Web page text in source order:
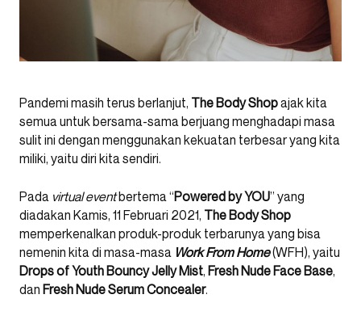
Pandemi masih terus berlanjut, The Body Shopajak kita
semua untuk bersama-sama berjuang menghadapi masa
sulit ini dengan menggunakan kekuatan terbesar yang kita
miliki, yaitu diri kita sendiri.
Pada virtual eventbertema “Powered by YOU” yang
diadakan Kamis, 11 Februari 2021, The Body Shop
memperkenalkan produk-produk terbarunya yang bisa
nemenin kita di masa-masa Work From Home(WFH), yaitu
Drops of Youth Bouncy Jelly Mist, Fresh Nude Face Base,
dan Fresh Nude Serum Concealer.